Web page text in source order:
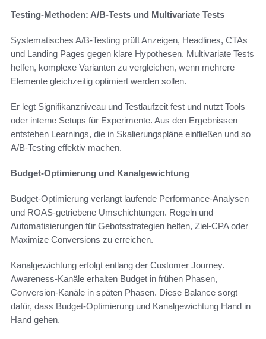
Testing-Methoden: A/B-Tests und Multivariate Tests
Systematisches A/B-Testing prüft Anzeigen, Headlines, CTAs
und Landing Pages gegen klare Hypothesen. Multivariate Tests
helfen, komplexe Varianten zu vergleichen, wenn mehrere
Elemente gleichzeitig optimiert werden sollen.
Er legt Signifikanzniveau und Testlaufzeit fest und nutzt Tools
oder interne Setups für Experimente. Aus den Ergebnissen
entstehen Learnings, die in Skalierungspläne einfließen und so
A/B-Testing effektiv machen.
Budget-Optimierung und Kanalgewichtung
Budget-Optimierung verlangt laufende Performance-Analysen
und ROAS-getriebene Umschichtungen. Regeln und
Automatisierungen für Gebotsstrategien helfen, Ziel-CPA oder
Maximize Conversions zu erreichen.
Kanalgewichtung erfolgt entlang der Customer Journey.
Awareness-Kanäle erhalten Budget in frühen Phasen,
Conversion-Kanäle in späten Phasen. Diese Balance sorgt
dafür, dass Budget-Optimierung und Kanalgewichtung Hand in
Hand gehen.